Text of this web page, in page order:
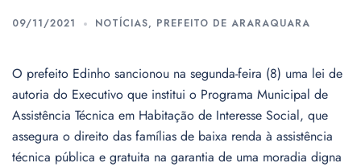
09/11/2021 NOTÍCIAS, PREFEITO DE ARARAQUARA
O prefeito Edinho sancionou na segunda-feira (8) uma lei de
autoria do Executivo que institui o Programa Municipal de
Assistência Técnica em Habitação de Interesse Social, que
assegura o direito das famílias de baixa renda à assistência
técnica pública e gratuita na garantia de uma moradia digna